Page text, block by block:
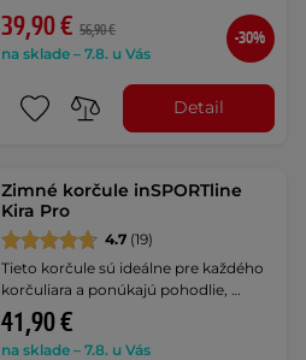
39,90 € 56,90 €
na sklade – 7.8. u Vás
-30%
Detail
Zimné korčule inSPORTline
Kira Pro
4.7 (19)
Tieto korčule sú ideálne pre každého
korčuliara a ponúkajú pohodlie, …
41,90 €
na sklade – 7.8. u Vás